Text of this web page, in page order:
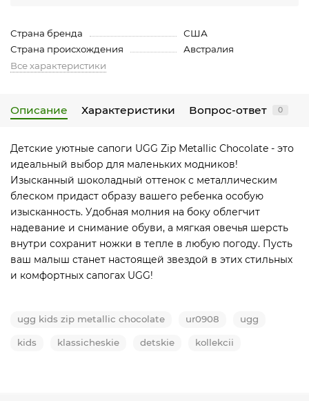
Страна бренда
США
Страна происхождения
Австралия
Все характеристики
Описание Характеристики Вопрос-ответ 0
Детские уютные сапоги UGG Zip Metallic Chocolate - это
идеальный выбор для маленьких модников!
Изысканный шоколадный оттенок с металлическим
блеском придаст образу вашего ребенка особую
изысканность. Удобная молния на боку облегчит
надевание и снимание обуви, а мягкая овечья шерсть
внутри сохранит ножки в тепле в любую погоду. Пусть
ваш малыш станет настоящей звездой в этих стильных
и комфортных сапогах UGG!
ugg kids zip metallic chocolate ur0908 ugg
kids klassicheskie detskie kollekcii